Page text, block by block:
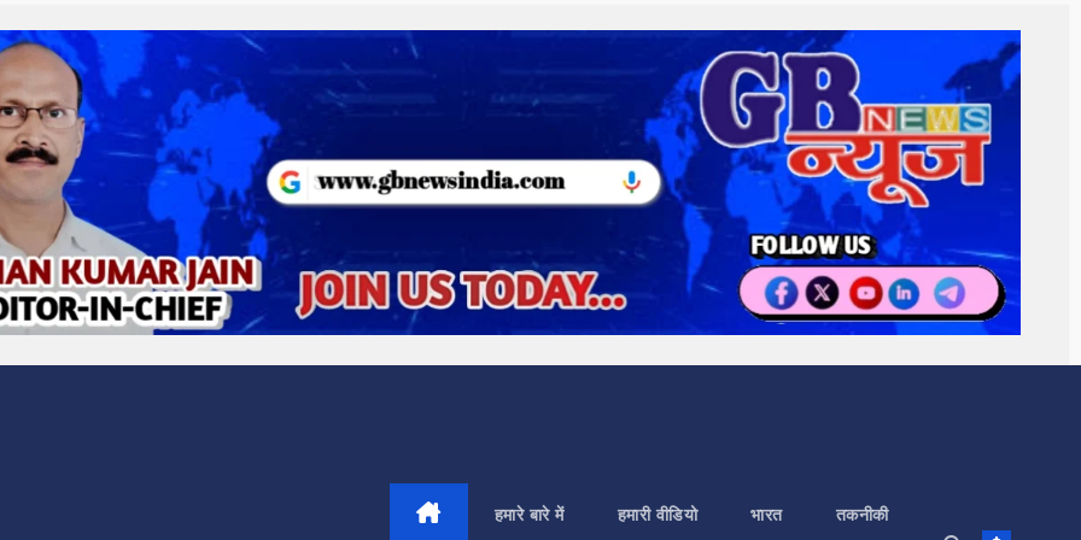
हमारे बारे में हमारी वीडियो भारत तकनीकी